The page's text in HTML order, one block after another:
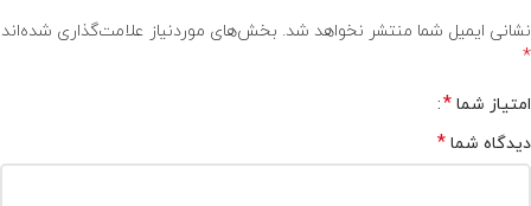
نشانی ایمیل شما منتشر نخواهد شد. بخش‌های موردنیاز علامت‌گذاری شده‌اند
*
امتیاز شما *
دیدگاه شما *